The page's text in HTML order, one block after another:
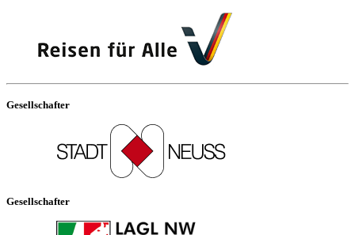
Gesellschafter
Gesellschafter